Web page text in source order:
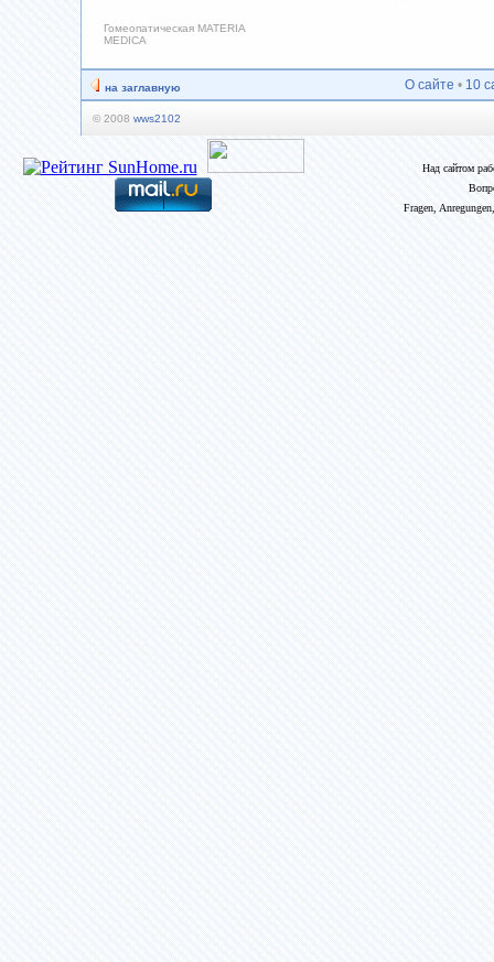
Гомеопатическая MATERIA
MEDICA
на заглавную О сайте • 10
© 2008 wws2102
Над сайтом
Fragen,